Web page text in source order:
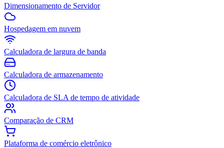
Dimensionamento de Servidor
Hospedagem em nuvem
Calculadora de largura de banda
Calculadora de armazenamento
Calculadora de SLA de tempo de atividade
Comparação de CRM
Plataforma de comércio eletrônico